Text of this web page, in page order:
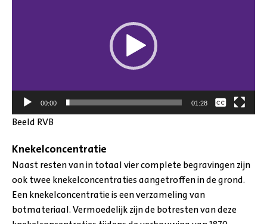
00:00 01:28
Geen
Beeld RVB
Knekelconcentratie
Naast resten van in totaal vier complete begravingen zijn
ook twee knekelconcentraties aangetroffen in de grond.
Een knekelconcentratie is een verzameling van
botmateriaal. Vermoedelijk zijn de botresten van deze